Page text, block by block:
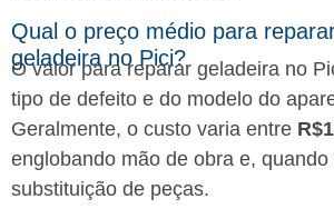
Qual o preço médio para
geladeira no Pici?
O valor para reparar geladeira no
tipo de defeito e do modelo do
Geralmente, o custo varia entre
englobando mão de obra e, quando
substituição de peças.